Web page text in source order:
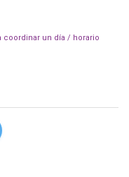
coordinar un día / horario